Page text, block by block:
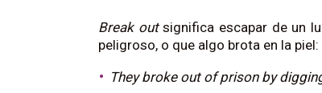
Break outsignifica escapar de un
peligroso, o que algo brota en la piel:
They broke out of prison by